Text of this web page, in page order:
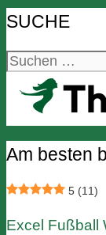
SUCHE
Suchen
nach:
Am besten
5 (11)
Excel Fußball